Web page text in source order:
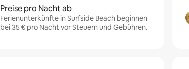
Preise pro Nacht ab
Ferienunterkünfte in Surfside Beach beginnen
bei 35 € pro Nacht vor Steuern und Gebühren.